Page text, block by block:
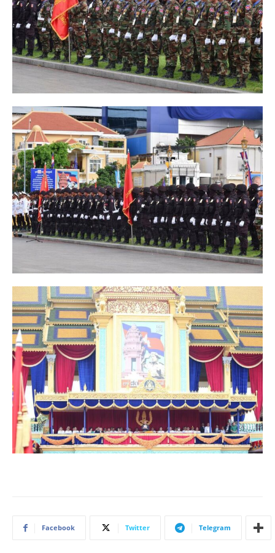
Facebook Twitter Telegram